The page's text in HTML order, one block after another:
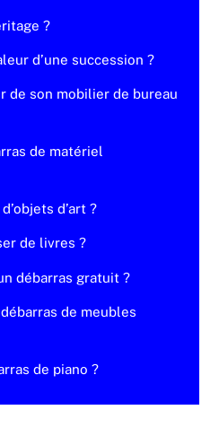
?
d’une succession ?
de son mobilier de bureau
de matériel
d’art ?
de livres ?
débarras gratuit ?
de meubles
de piano ?